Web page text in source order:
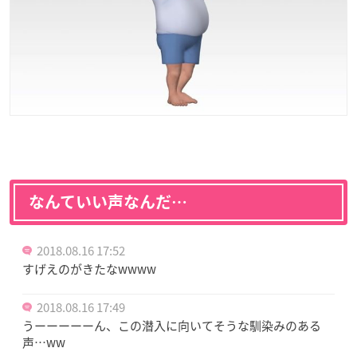
なんていい声なんだ…
2018.08.16 17:52
すげえのがきたなwwww
2018.08.16 17:49
うーーーーーん、この潜入に向いてそうな馴染みのある
声…ww